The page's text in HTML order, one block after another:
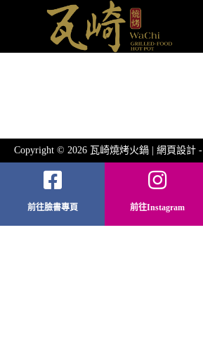
Copyright © 2026 瓦崎燒烤火鍋 | 網頁設計 -
前往臉書專頁 前往Instagram